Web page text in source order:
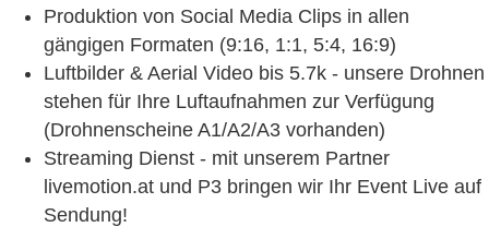
Produktion von Social Media Clips in allen
gängigen Formaten (9:16, 1:1, 5:4, 16:9)
Luftbilder & Aerial Video bis 5.7k - unsere Drohnen
stehen für Ihre Luftaufnahmen zur Verfügung
(Drohnenscheine A1/A2/A3 vorhanden)
Streaming Dienst - mit unserem Partner
livemotion.at und P3 bringen wir Ihr Event Live auf
Sendung!